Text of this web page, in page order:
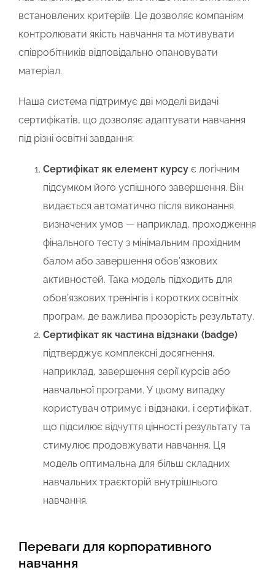
встановлених критеріїв. Це дозволяє компаніям
контролювати якість навчання та мотивувати
співробітників відповідально опановувати
матеріал.
Наша система підтримує дві моделі видачі
сертифікатів, що дозволяє адаптувати навчання
під різні освітні завдання:
Сертифікат як елемент курсує логічним
підсумком його успішного завершення. Він
видається автоматично після виконання
визначених умов — наприклад, проходження
фінального тесту з мінімальним прохідним
балом або завершення обов’язкових
активностей. Така модель підходить для
обов’язкових тренінгів і коротких освітніх
програм, де важлива прозорість результату.
Сертифікат як частина відзнаки (badge)
підтверджує комплексні досягнення,
наприклад, завершення серії курсів або
навчальної програми. У цьому випадку
користувач отримує і відзнаки, і сертифікат,
що підсилює відчуття цінності результату та
стимулює продовжувати навчання. Ця
модель оптимальна для більш складних
навчальних траєкторій внутрішнього
навчання.
Переваги для корпоративного
навчання